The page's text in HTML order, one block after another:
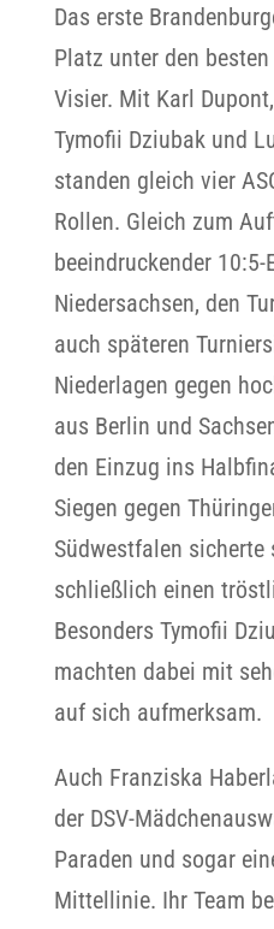
Das erste
Platz unter den
Visier. Mit Karl
Tymofii Dziubak und
standen gleich vier
Rollen. Gleich zum
beeindruckender 10:5-
Niedersachsen, den
auch späteren
Niederlagen gegen
aus Berlin und
den Einzug ins
Siegen gegen
Südwestfalen sicherte
schließlich einen
Besonders Tymofii
machten dabei mit
auf sich aufmerksam.
Auch Franziska
der DSV-
Paraden und sogar
Mittellinie. Ihr Team